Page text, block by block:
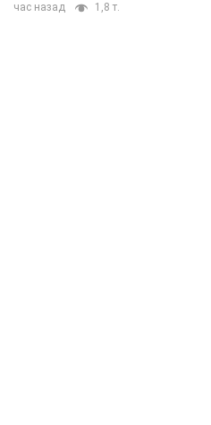
час назад 1,8 т.